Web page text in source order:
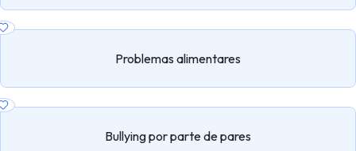
Problemas alimentares
Bullying por parte de pares